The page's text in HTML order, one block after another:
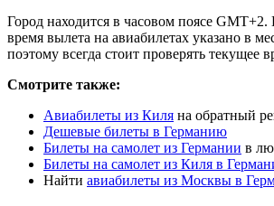
Город находится в часовом поясе
время вылета на авиабилетах указано в
поэтому всегда стоит проверять текущее
Смотрите также:
Авиабилеты из Киля на обратный
Дешевые билеты в Германию
Билеты на самолет из Германии в
Билеты на самолет из Киля в
Найти авиабилеты из Москвы в